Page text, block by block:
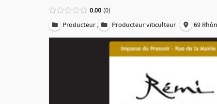
0.00 0
Producteur , Producteur viticulteur 69